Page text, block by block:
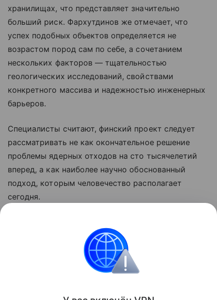
хранилищах, что представляет значительно
больший риск. Фархутдинов же отмечает, что
успех подобных объектов определяется не
возрастом пород сам по себе, а сочетанием
нескольких факторов — тщательностью
геологических исследований, свойствами
конкретного массива и надежностью инженерных
барьеров.
Специалисты считают, финский проект следует
рассматривать не как окончательное решение
проблемы ядерных отходов на сто тысячелетий
вперед, а как наиболее научно обоснованный
подход, которым человечество располагает
сегодня.
мониторинг радиоактивного
загрязнения Курил от «Фукусимы».